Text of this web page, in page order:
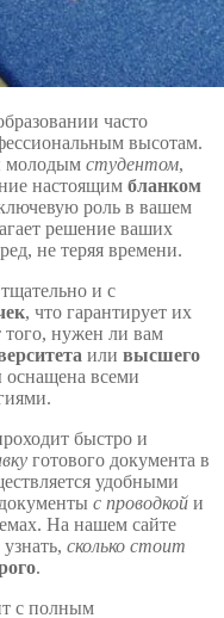
часто
высотам.
молодым студентом,
настоящим бланком
роль в вашем
решение ваших
не теряя времени.
и с
, что гарантирует их
того, нужен ли вам
или высшего
оснащена всеми
быстро и
готового документа в
удобными
с проводкой и
На нашем сайте
сколько стоит
.
с полным